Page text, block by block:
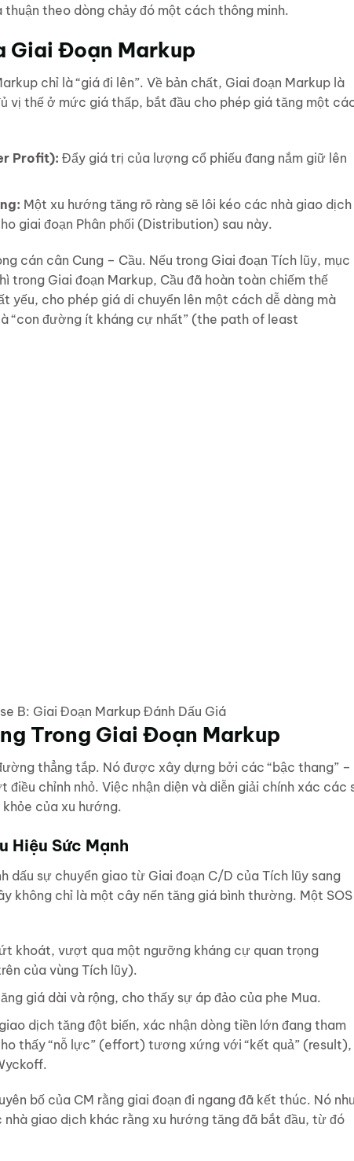
theo dòng chảy đó một cách thông minh.
Giai Đoạn Markup
chỉ là “giá đi lên”. Về bản chất, Giai đoạn Markup là
vị thế ở mức giá thấp, bắt đầu cho phép giá tăng một
Profit): Đẩy giá trị của lượng cổ phiếu đang nắm giữ lên
Một xu hướng tăng rõ ràng sẽ lôi kéo các nhà giao dịch
giai đoạn Phân phối (Distribution) sau này.
cán cân Cung – Cầu. Nếu trong Giai đoạn Tích lũy, mục
trong Giai đoạn Markup, Cầu đã hoàn toàn chiếm thế
yếu, cho phép giá di chuyển lên một cách dễ dàng mà
“con đường ít kháng cự nhất” (the path of least
B: Giai Đoạn Markup Đánh Dấu Giá
Trong Giai Đoạn Markup
thẳng tắp. Nó được xây dựng bởi các “bậc thang” –
chỉnh nhỏ. Việc nhận diện và diễn giải chính xác các
của xu hướng.
Hiệu Sức Mạnh
dấu sự chuyển giao từ Giai đoạn C/D của Tích lũy sang
không chỉ là một cây nến tăng giá bình thường. Một SOS
khoát, vượt qua một ngưỡng kháng cự quan trọng
của vùng Tích lũy).
giá dài và rộng, cho thấy sự áp đảo của phe Mua.
dịch tăng đột biến, xác nhận dòng tiền lớn đang tham
thấy “nỗ lực” (effort) tương xứng với “kết quả” (result),
bố của CM rằng giai đoạn đi ngang đã kết thúc. Nó
giao dịch khác rằng xu hướng tăng đã bắt đầu, từ đó